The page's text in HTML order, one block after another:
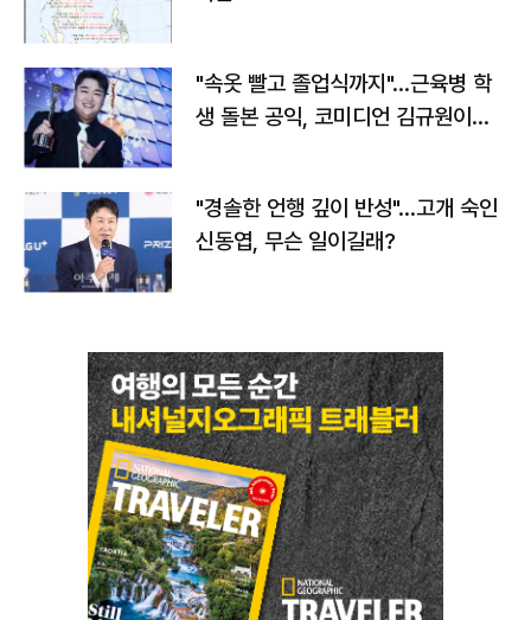
"속옷 빨고 졸업식까지"…근육병 학
생 돌본 공익, 코미디언 김규원이었
"경솔한 언행 깊이 반성"…고개 숙인
신동엽, 무슨 일이길래?